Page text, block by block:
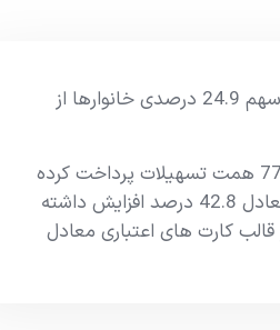
یک هزار و 776 همت تسهیلات توسط شبکه بانکی پرداخت شد/ سهم 24.9 درصدی خانوارها از
شبکه بانکی طی سه ماهه ابتدایی سال 1404 مبلغ یک هزار و 776 همت تسهیلات پرداخت کرده
است که در مقایسه با دوره مشابه سال قبل مبلغ 532.1 همت معادل 42.8 درصد افزايش داشته
قالب کارت های اعتباری معادل